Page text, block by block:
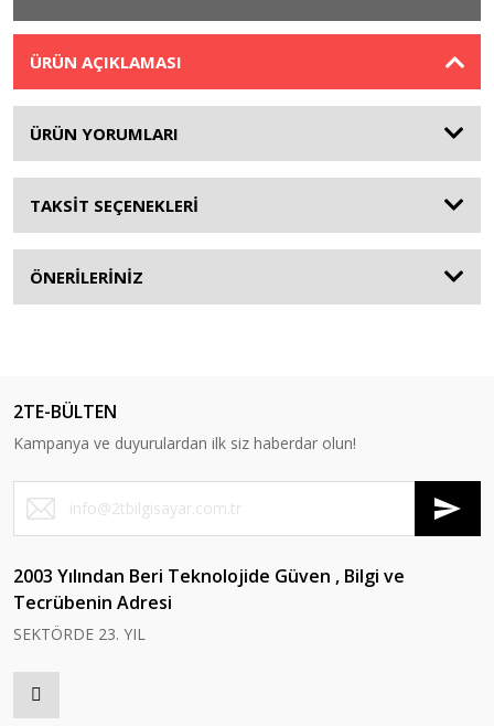
ÜRÜN AÇIKLAMASI
ÜRÜN YORUMLARI
TAKSİT SEÇENEKLERİ
ÖNERİLERİNİZ
2TE-BÜLTEN
Kampanya ve duyurulardan ilk siz haberdar olun!
2003 Yılından Beri Teknolojide Güven , Bilgi ve
Tecrübenin Adresi
SEKTÖRDE 23. YIL